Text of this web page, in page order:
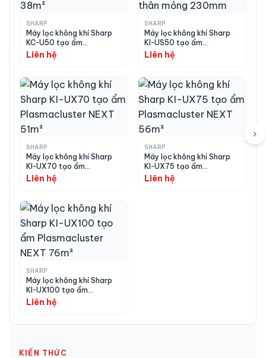
bạn có thể xem thêm
dịch vụ mua hộ hàng
Nhật, hướng dẫn mua hàng,chính sách bảo
hànhcủa Japan VIP.
SHARP
Máy lọc không khí Sharp
KC-U50 tạo ẩm
Plasmacluster 7000
Liên hệ
SHARP
Máy lọc không khí Sharp
KI-US50 tạo ẩm
Plasmacluster 25000
thân mỏng 230mm
Liên hệ
SHARP
Máy lọc không khí Sharp
KI-UX70 tạo ẩm
Plasmacluster NEXT 51m²
Liên hệ
SHARP
Máy lọc không khí Sharp
KI-UX75 tạo ẩm
Plasmacluster NEXT 56m²
Liên hệ
SHARP
Máy lọc không khí Sharp
KI-UX100 tạo ẩm
Plasmacluster NEXT 76m²
Liên hệ
›
KIẾN THỨC